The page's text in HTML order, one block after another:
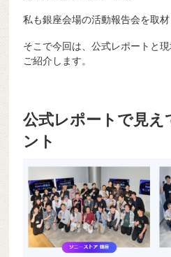
私も銀座会場の活動報告会を取材
そこで今回は、公式レポートと
ご紹介します。
公式レポートで見え
ント